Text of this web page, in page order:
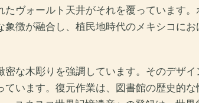
ヴォールト天井がそれを覆っています
徴が融合し、植民地時代のメキシコに
な木彫りを強調しています。そのデザ
います。復元作業は、図書館の歴史的